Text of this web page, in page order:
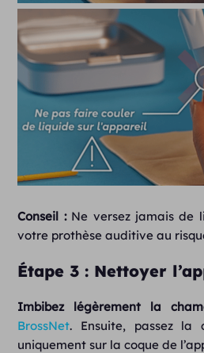
Conseil :Ne versez jamais de
votre prothèse auditive au
Étape 3 : Nettoyer
Imbibez légèrement la
BrossNet. Ensuite, passez la
uniquement sur la coque de